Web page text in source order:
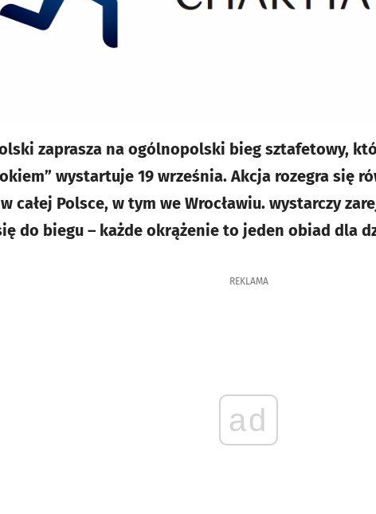
zaprasza na ogólnopolski bieg sztafetowy,
wystartuje 19 września. Akcja rozegra się
całej Polsce, w tym we Wrocławiu. wystarczy
do biegu – każde okrążenie to jeden obiad dla
REKLAMA
ad